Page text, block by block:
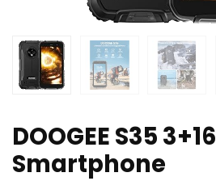
DOOGEE S35 3+16
Smartphone